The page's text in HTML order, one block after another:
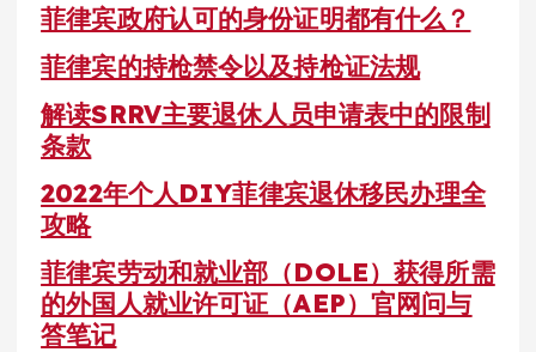
菲律宾政府认可的身份证明都有什么？
菲律宾的持枪禁令以及持枪证法规
解读SRRV主要退休人员申请表中的限制
条款
2022年个人DIY菲律宾退休移民办理全
攻略
菲律宾劳动和就业部（DOLE）获得所需
的外国人就业许可证（AEP）官网问与
答笔记